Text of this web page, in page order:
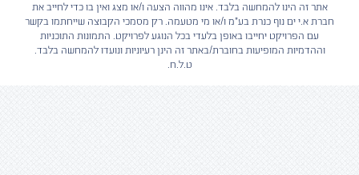
אתר זה הינו להמחשה בלבד. אינו מהווה הצעה ו/או מצג ואין בו כדי לחייב את
חברת א.י ים נוף כנרת בע"מ ו/או מי מטעמה. רק מסמכי הקבוצה שייחתמו בקשר
עם הפרויקט יחייבו באופן בלעדי בכל הנוגע לפרויקט. התמונות התוכניות
וההדמיות המופיעות בחוברת/באתר זה הינן רעיוניות ונועדו להמחשה בלבד.
ט.ל.ח.